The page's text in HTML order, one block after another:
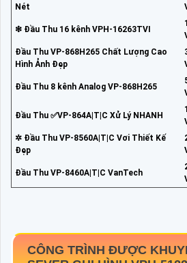
Nét
❇ Đầu Thu 16 kênh VPH-16263TVI
Đầu Thu VP-868H265 Chất Lượng Cao
Hình Ảnh Đẹp
Đầu Thu 8 kênh Analog VP-868H265
Đầu Thu ✅VP-864A|T|C Xử Lý NHANH
✲ Đầu Thu VP-8560A|T|C Vơi Thiết Kế
Đẹp
Đầu Thu VP-8460A|T|C VanTech
CÔNG TRÌNH ĐƯỢC